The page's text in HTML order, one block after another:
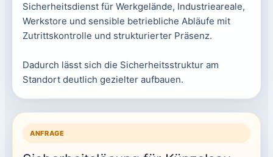
Sicherheitsdienst für Werkgelände, Industrieareale,
Werkstore und sensible betriebliche Abläufe mit
Zutrittskontrolle und strukturierter Präsenz.
Dadurch lässt sich die Sicherheitsstruktur am
Standort deutlich gezielter aufbauen.
ANFRAGE